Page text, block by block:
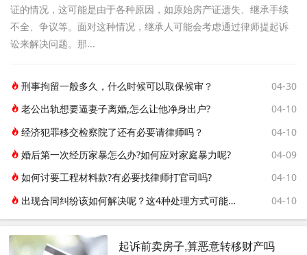
证的情况，这可能是由于各种原因，如原始房产证遗失、继承手续
不全、争议等。面对这种情况，继承人可能会考虑通过律师提起诉
讼来解决问题。那...
刑事拘留一般多久，什么时候可以取保候审？
04-30
老公出轨想要逼妻子离婚,怎么让他净身出户?
04-10
经济犯罪移交检察院了还有必要请律师吗？
04-10
婚后第一次经历家暴怎么办?如何应对家庭暴力呢?
04-09
如何讨要工程材料款?有必要找律师打官司吗?
04-10
出现合同纠纷该如何解决呢？这4种处理方式可能帮到你！
04-10
起诉前卖房子,算恶意转移财产吗